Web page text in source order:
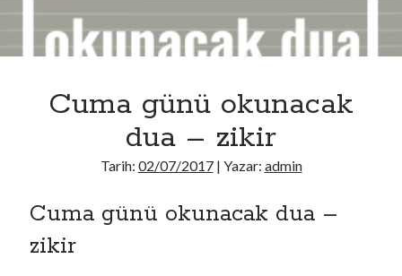
Cuma günü okunacak
dua – zikir
Tarih: 02/07/2017| Yazar: admin
Cuma günü okunacak dua –
zikir